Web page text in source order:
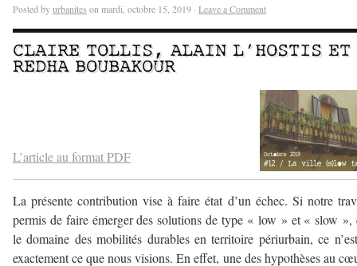
Posted byurbanites on mardi, octobre 15, 2019 · Leave a Comment
CLAIRE TOLLIS, ALAIN L’HOSTIS ET
REDHA BOUBAKOUR
L’article au format PDF
La présente contribution vise à faire état d’un échec. Si notre
permis de faire émerger des solutions de type « low » et « slow »,
le domaine des mobilités durables en territoire périurbain, ce
exactement ce que nous visions. En effet, une des hypothèses au